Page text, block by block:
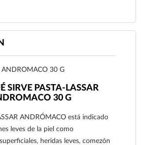
ANDROMACO 30 G
SIRVE PASTA-LASSAR
30 G
ANDRÓMACO está indicado
leves de la piel como
heridas leves, comezón